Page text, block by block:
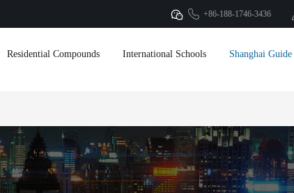
+86-188-1746-3436
Residential Compounds International Schools Shanghai Guide